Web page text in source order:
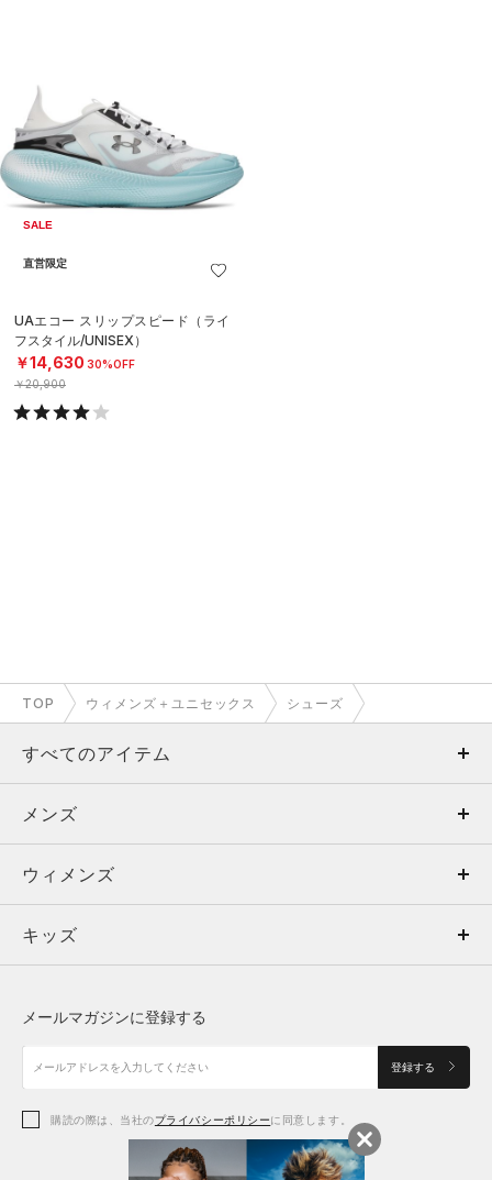
SALE
直営限定
UAエコー スリップスピード（ライ
フスタイル/UNISEX）
￥14,630 30%OFF
￥20,900
TOP ウィメンズ＋ユニセックス シューズ
すべてのアイテム
メンズ
ウィメンズ
キッズ
アクセサリー
メンズ
トップス
ボトムス
アクセサリー
ウィメンズ
トップス
シューズ
アクセサリー
キッズ
シューズ
メールマガジンに登録する
登録する
購読の際は、当社のプライバシーポリシーに同意します。